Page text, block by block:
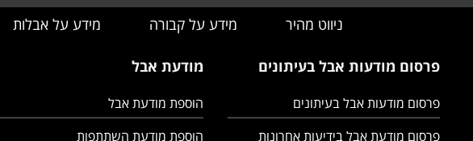
ניווט מהיר מידע על קבורה מידע על אבלות
פרסום מודעות אבל בעיתונים
פרסום מודעות אבל בעיתונים
פרסום מודעת אבל בידיעות אחרונות
מודעת אבל
הוספת מודעת אבל
הוספת מודעת השתתפות